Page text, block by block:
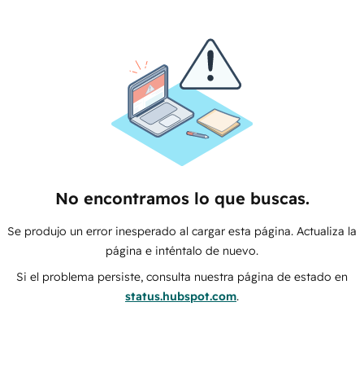
No encontramos lo que buscas.
Se produjo un error inesperado al cargar esta página. Actualiza la
página e inténtalo de nuevo.
Si el problema persiste, consulta nuestra página de estado en
status.hubspot.com.